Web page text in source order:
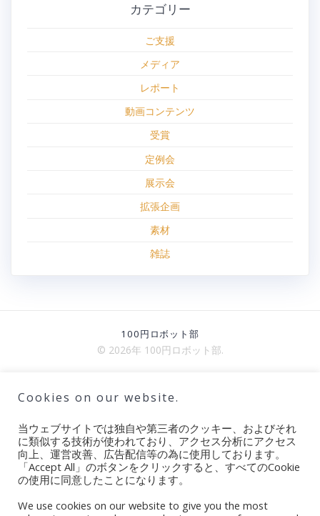
カテゴリー
ご支援
メディア
レポート
動画コンテンツ
受賞
定例会
展示会
拡張企画
素材
雑誌
100円ロボット部
© 2026年 100円ロボット部.
100円ロボット部とは
ご支援・ご協力
取材・プレスについて
プライバシーポリシー
Cookies on our website.
当ウェブサイトでは独自や第三者のクッキー、およびそれ
に類似する技術が使われており、アクセス分析にアクセス
向上、運営改善、広告配信等の為に使用しております。
「Accept All」のボタンをクリックすると、すべてのCookie
の使用に同意したことになります。
We use cookies on our website to give you the most